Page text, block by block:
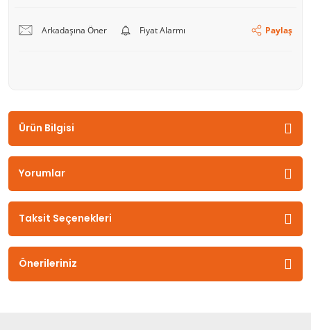
Arkadaşına Öner Fiyat Alarmı Paylaş
Ürün Bilgisi
Yorumlar
Taksit Seçenekleri
Önerileriniz